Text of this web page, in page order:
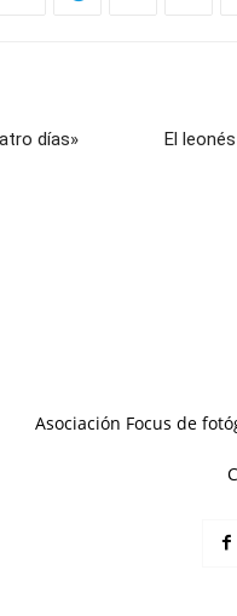
días»
El
Asociación Focus de